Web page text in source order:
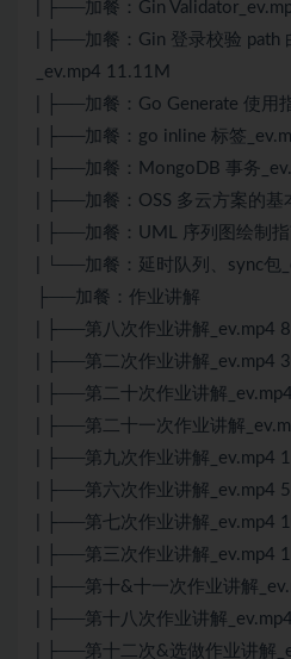
| ├──加餐：Gin
| ├──加餐：Gin 登录校验 path
_ev.mp4 11.11M
| ├──加餐：Go Generate 使用
| ├──加餐：go inline 标签
| ├──加餐：MongoDB 事务
| ├──加餐：OSS 多云方案的
| ├──加餐：UML 序列图绘制
| └──加餐：延时队列、sync包
├──加餐：作业讲解
| ├──第八次作业讲解_ev.mp4
| ├──第二次作业讲解_ev.mp4
| ├──第二十次作业讲解
| ├──第二十一次作业讲解
| ├──第九次作业讲解_ev.mp4
| ├──第六次作业讲解_ev.mp4
| ├──第七次作业讲解_ev.mp4
| ├──第三次作业讲解_ev.mp4
| ├──第十&十一次作业讲解
| ├──第十八次作业讲解
| ├──第十二次&选做作业讲解